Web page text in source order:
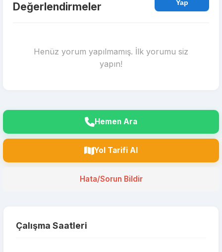
Değerlendirmeler
Yap
Henüz yorum yapılmamış. İlk yorumu siz
yapın!
Hemen Ara
Yol Tarifi Al
Hata/Sorun Bildir
Çalışma Saatleri